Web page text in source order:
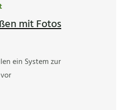
mit Fotos
ein System zur